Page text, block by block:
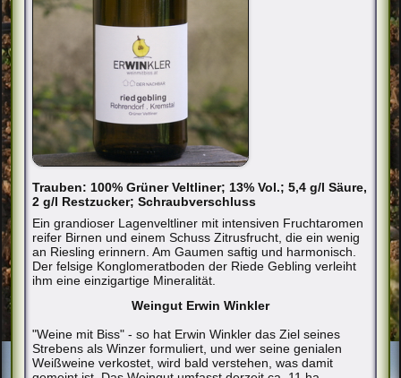
Trauben: 100% Grüner Veltliner; 13% Vol.; 5,4 g/l Säure,
2 g/l Restzucker; Schraubverschluss
Ein grandioser Lagenveltliner mit intensiven Fruchtaromen
reifer Birnen und einem Schuss Zitrusfrucht, die ein wenig
an Riesling erinnern. Am Gaumen saftig und harmonisch.
Der felsige Konglomeratboden der Riede Gebling verleiht
ihm eine einzigartige Mineralität.
Weingut Erwin Winkler
"Weine mit Biss" - so hat Erwin Winkler das Ziel seines
Strebens als Winzer formuliert, und wer seine genialen
Weißweine verkostet, wird bald verstehen, was damit